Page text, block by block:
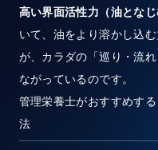
高い界面活性力（油となじ
いて、油をより溶かし込
が、カラダの「巡り・流
ながっているのです。
管理栄養士がおすすめす
法